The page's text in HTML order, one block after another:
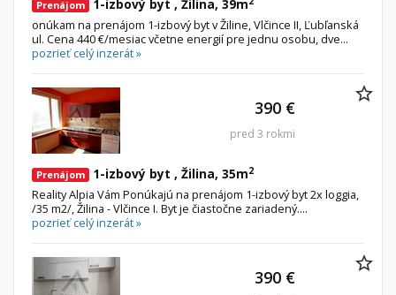
Prenájom 1-izbový byt , Žilina, 39m
onúkam na prenájom 1-izbový byt v Žiline, Vlčince II, Ľubľanská
ul. Cena 440 €/mesiac včetne energií pre jednu osobu, dve...
pozrieť celý inzerát »
Prenájom 1-izbový byt , Žilina, 35m2
Reality Alpia Vám Ponúkajú na prenájom 1-izbový byt 2x loggia,
/35 m2/, Žilina - Vlčince I. Byt je čiastočne zariadený....
pozrieť celý inzerát »
390 €
pred 3 rokmi
390 €